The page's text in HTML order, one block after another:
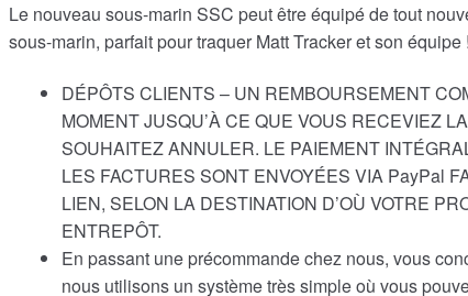
Le nouveau sous-marin SSC peut être équipé de tout
sous-marin, parfait pour traquer Matt Tracker et son équipe !
DÉPÔTS CLIENTS – UN REMBOURSEMENT
MOMENT JUSQU’À CE QUE VOUS RECEVIEZ
SOUHAITEZ ANNULER. LE PAIEMENT
LES FACTURES SONT ENVOYÉES VIA PayPal
LIEN, SELON LA DESTINATION D’OÙ VOTRE
ENTREPÔT.
En passant une précommande chez nous, vous
nous utilisons un système très simple où vous